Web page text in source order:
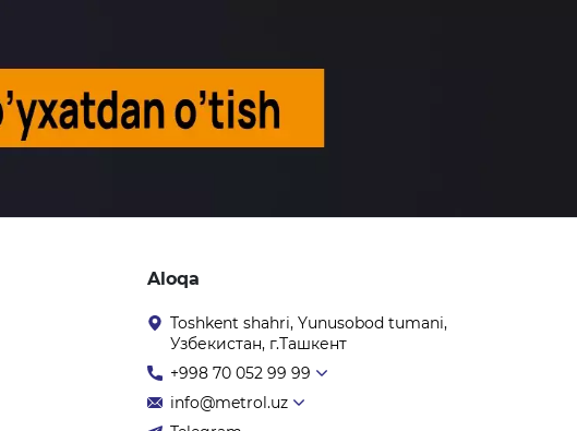
Aloqa
Toshkent shahri, Yunusobod tumani,
Узбекистан, г.Ташкент
+998 70 052 99 99
info@metrol.uz